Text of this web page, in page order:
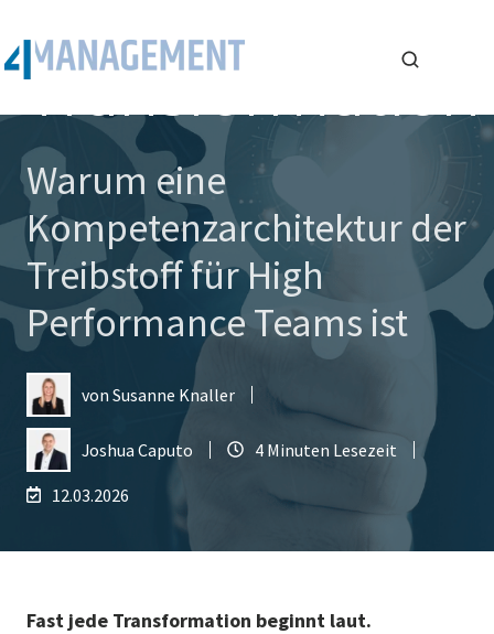
Engpass der
Transformation
Warum eine
Kompetenzarchitektur der
Treibstoff für High
Performance Teams ist
vonSusanne Knaller
Joshua Caputo 4 Minuten Lesezeit
12.03.2026
Fast jede Transformation beginnt laut.